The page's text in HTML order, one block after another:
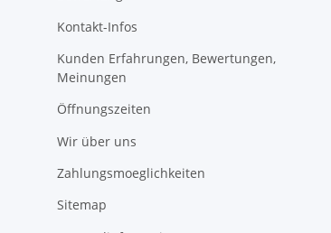
Kontakt-Infos
Kunden Erfahrungen, Bewertungen,
Meinungen
Öffnungszeiten
Wir über uns
Zahlungsmoeglichkeiten
Sitemap